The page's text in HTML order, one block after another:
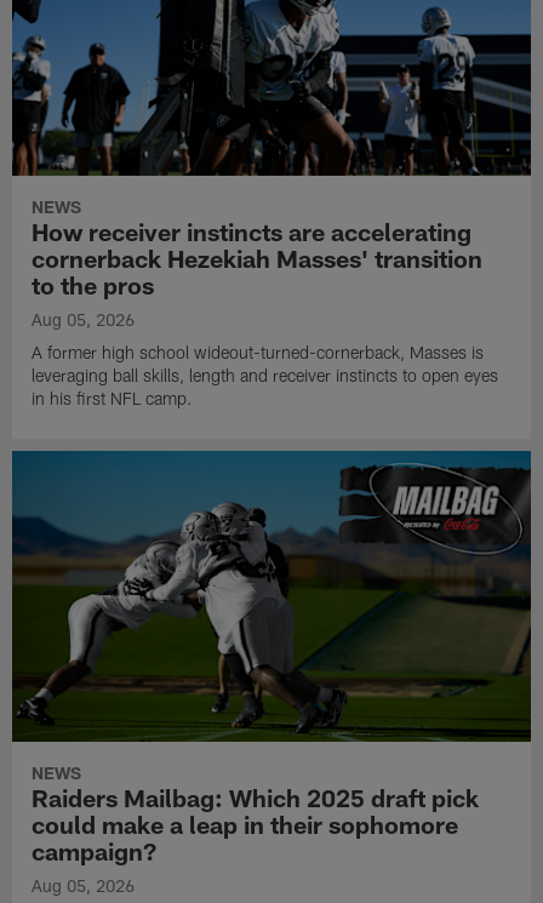
NEWS
How receiver instincts are accelerating
cornerback Hezekiah Masses' transition
to the pros
Aug 05, 2026
A former high school wideout-turned-cornerback, Masses is
leveraging ball skills, length and receiver instincts to open eyes
in his first NFL camp.
NEWS
Raiders Mailbag: Which 2025 draft pick
could make a leap in their sophomore
campaign?
Aug 05, 2026